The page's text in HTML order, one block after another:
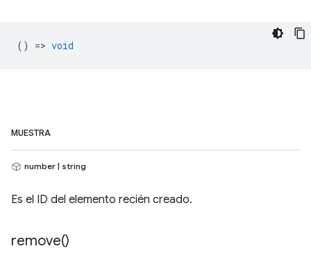
() => void
MUESTRA
number | string
Es el ID del elemento recién creado.
remove()